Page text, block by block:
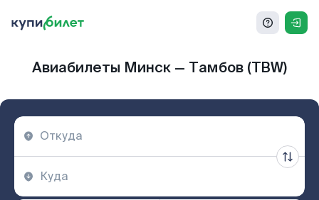
Авиабилеты Минск — Тамбов (TBW)